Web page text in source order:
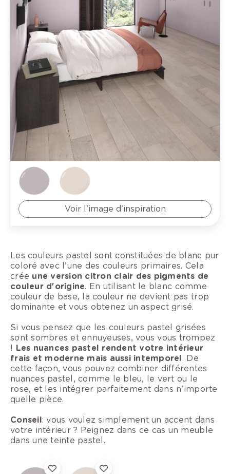
Voir l'image d'inspiration
Les couleurs pastel sont constituées de blanc pur
coloré avec l’une des couleurs primaires. Cela
crée une version citron clair des pigments de
couleur d'origine. En utilisant le blanc comme
couleur de base, la couleur ne devient pas trop
dominante et vous obtenez un aspect grisé.
Si vous pensez que les couleurs pastel grisées
sont sombres et ennuyeuses, vous vous trompez
! Les nuances pastel rendent votre intérieur
frais et moderne mais aussi intemporel. De
cette façon, vous pouvez combiner différentes
nuances pastel, comme le bleu, le vert ou le
rose, et les intégrer parfaitement dans n'importe
quelle pièce.
Conseil: vous voulez simplement un accent dans
votre intérieur ? Peignez dans ce cas un meuble
dans une teinte pastel.